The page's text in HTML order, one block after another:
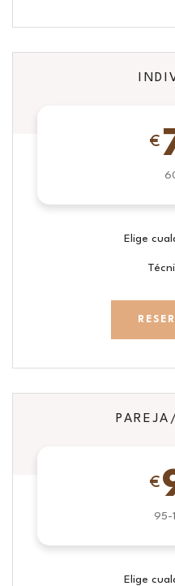
€
Elige
€
95-
Elige